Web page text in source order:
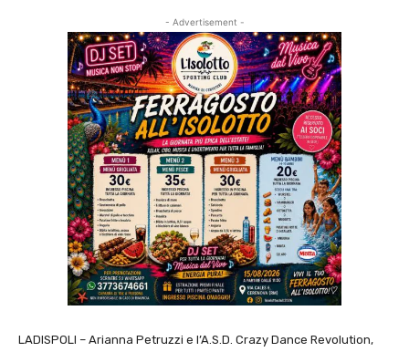
- Advertisement -
LADISPOLI – Arianna Petruzzi e l’A.S.D. Crazy Dance Revolution,